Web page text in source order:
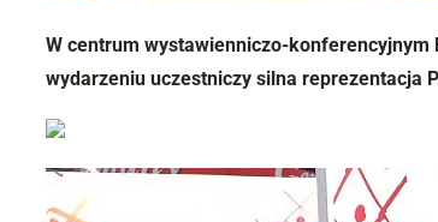
W centrum wystawienniczo-konferencyjnym
wydarzeniu uczestniczy silna reprezentacja